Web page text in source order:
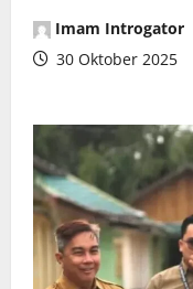
Imam Introgator
30 Oktober 2025